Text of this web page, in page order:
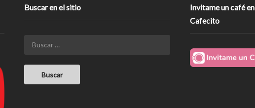
Buscar en el sitio
Invitame un café en
Cafecito